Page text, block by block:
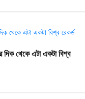
দিক থেকে এটা একটা বিশ্ব